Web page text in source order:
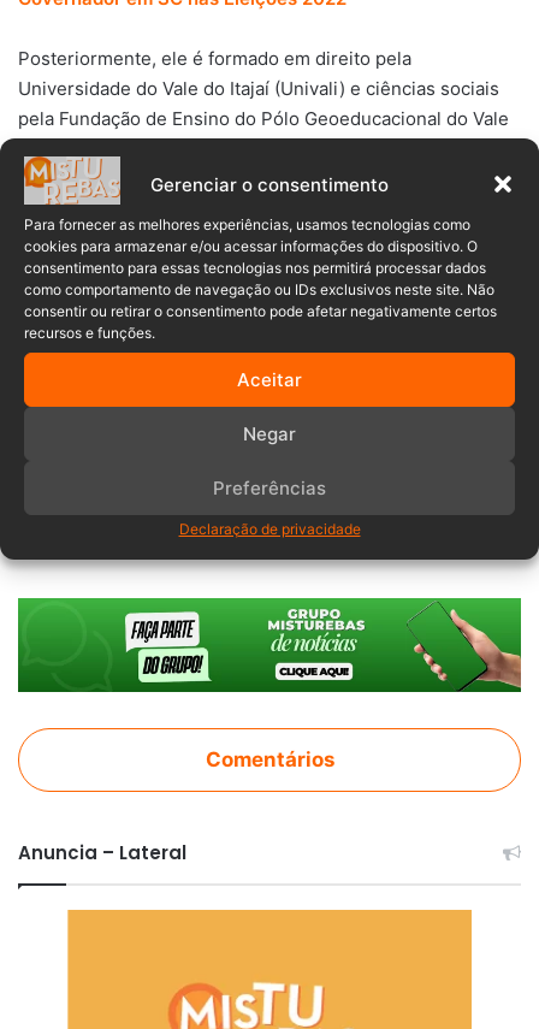
Gerenciar o consentimento
Para fornecer as melhores experiências, usamos tecnologias como
cookies para armazenar e/ou acessar informações do dispositivo. O
consentimento para essas tecnologias nos permitirá processar dados
como comportamento de navegação ou IDs exclusivos neste site. Não
consentir ou retirar o consentimento pode afetar negativamente certos
recursos e funções.
Aceitar
Negar
Preferências
Declaração de privacidade
Posteriormente, ele é formado em direito pela
Universidade do Vale do Itajaí (Univali) e ciências sociais
pela Fundação de Ensino do Pólo Geoeducacional do Vale
Por fim, Décio foi prefeito de Blumenau (SC). Casou-se
com Ana Paula Lima, com quem teve dois filhos. A
candidata a vice é Bia Vargas (PSB).
Informações: Agência Brasil
Política Santa Catarina
Comentários
Anuncia – Lateral